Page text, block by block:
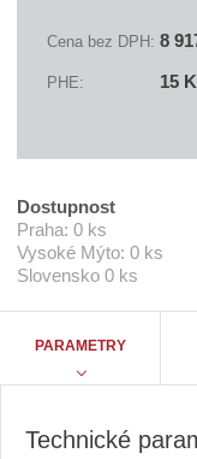
D
5
5
2
0
i
Cena bez DPH: 8
PHE: 15
Dostupnost
Praha: 0 ks
Vysoké Mýto: 0 ks
Slovensko 0 ks
PARAMETRY
Technické